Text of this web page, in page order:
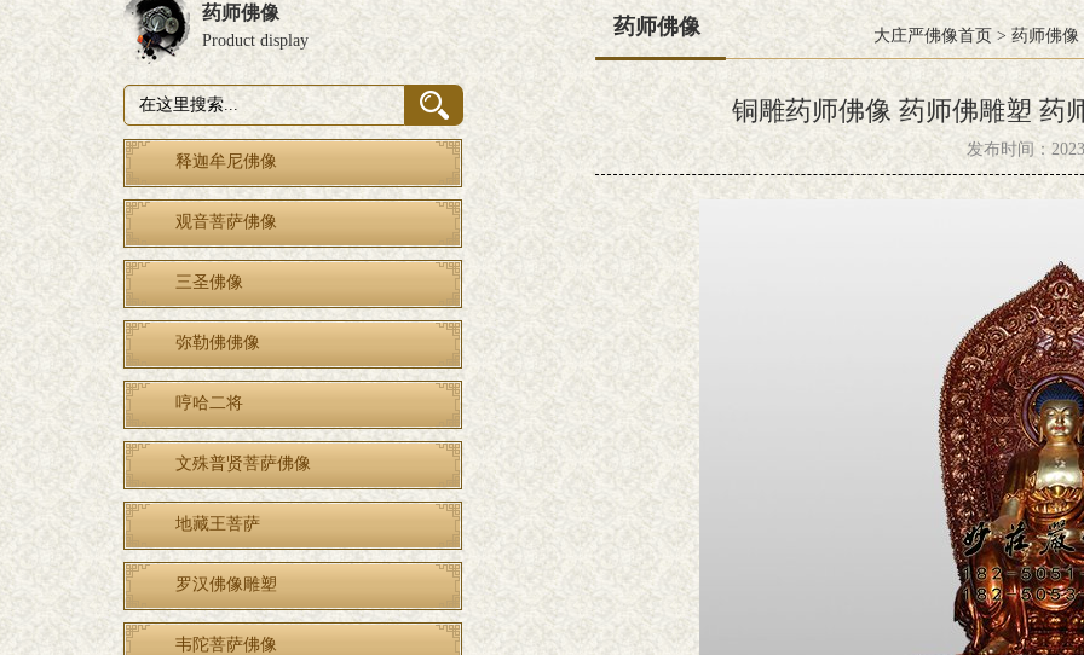
药师佛像
Product display
释迦牟尼佛像
观音菩萨佛像
三圣佛像
弥勒佛佛像
哼哈二将
文殊普贤菩萨佛像
地藏王菩萨
罗汉佛像雕塑
韦陀菩萨佛像
药师佛像 大庄严佛像首页 > 药师佛像
铜雕药师佛像 药师佛雕塑 药
发布时间：